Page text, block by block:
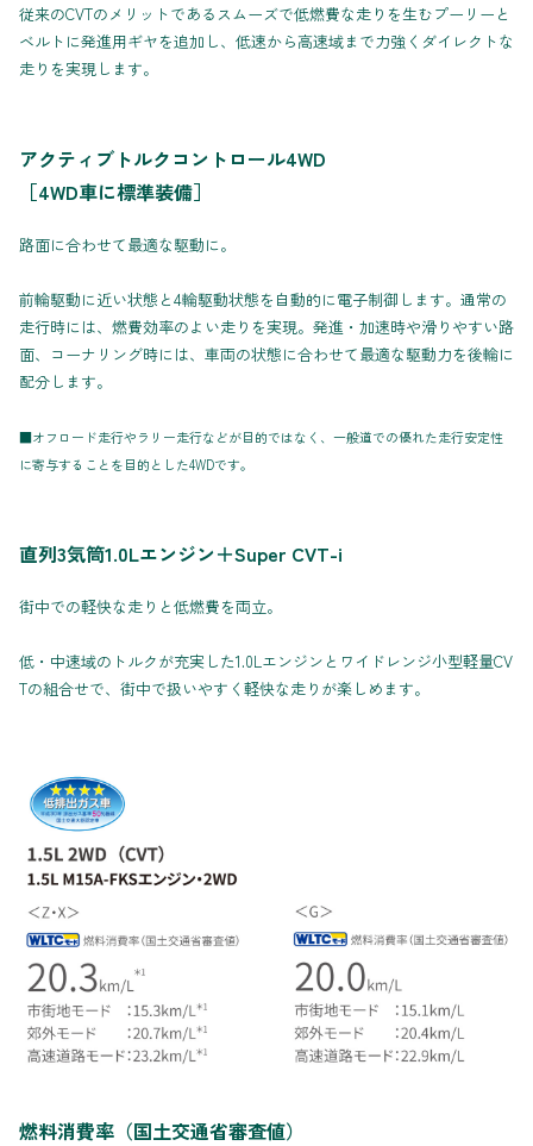
従来のCVTのメリットであるスムーズで低燃費な走りを生むプーリーと
ベルトに発進用ギヤを追加し、低速から高速域まで力強くダイレクトな
走りを実現します。
アクティブトルクコントロール4WD
［4WD車に標準装備］
路面に合わせて最適な駆動に。
前輪駆動に近い状態と4輪駆動状態を自動的に電子制御します。通常の
走行時には、燃費効率のよい走りを実現。発進・加速時や滑りやすい路
面、コーナリング時には、車両の状態に合わせて最適な駆動力を後輪に
配分します。
■オフロード走行やラリー走行などが目的ではなく、一般道での優れた走行安定性
に寄与することを目的とした4WDです。
直列3気筒1.0Lエンジン＋Super CVT-i
街中での軽快な走りと低燃費を両立。
低・中速域のトルクが充実した1.0Lエンジンとワイドレンジ小型軽量CV
Tの組合せで、街中で扱いやすく軽快な走りが楽しめます。
燃料消費率（国土交通省審査値）